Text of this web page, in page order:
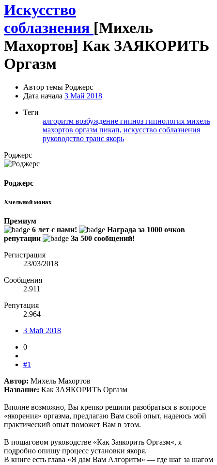
Искусство
соблазнения [Михель
Махортов] Как ЗАЯКОРИТЬ
Оргазм
Автор темы Роджерc
Дата начала 3 Май 2018
Теги
алгоритм возбуждение гипноз гипнология михель
махортов оргазм пикап, искусство соблазнения
руководство транс якорь
Роджерc
Роджерc
Хмельной монах
Премиум
6 лет с нами!
Награда за 1000 очков
репутации
За 500 сообщений!
Регистрация
23/03/2018
Сообщения
2.911
Репутация
2.964
3 Май 2018
0
#1
Автор: Михель Махортов
Название: Как ЗАЯКОРИТЬ Оргазм
Вполне возможно, Вы крепко решили разобраться в вопросе
«якорения» оргазма, предлагаю Вам свой опыт, надеюсь мой
практический опыт поможет Вам в этом.
В пошаговом руководстве «Как Заякорить Оргазм«, я
подробно опишу процесс установки якоря.
В книге есть глава «Я дам Вам Алгоритм» — где шаг за шагом